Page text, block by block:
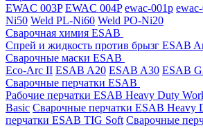
EWAC 003P EWAC 004P ewac-001p
Ni50 Weld PL-Ni60 Weld PO-Ni20
Сварочная химия ESAB
Спрей и жидкость против брызг ESAB
Сварочные маски ESAB
Eco-Arc II ESAB A20 ESAB A30 ESAB
Сварочные перчатки ESAB
Рабочие перчатки ESAB Heavy Duty
Basic Сварочные перчатки ESAB Heavy
перчатки ESAB TIG Soft Сварочные